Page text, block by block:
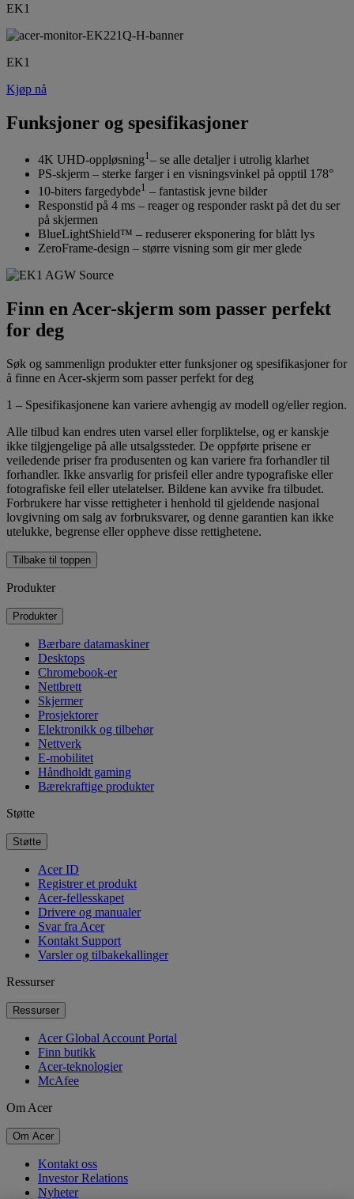
EK1
EK1
Kjøp nå
Funksjoner og spesifikasjoner
4K UHD-oppløsning1 – se alle detaljer i utrolig klarhet
PS-skjerm – sterke farger i en visningsvinkel på opptil 178°
10-biters fargedybde1 – fantastisk jevne bilder
Responstid på 4 ms – reager og responder raskt på det du ser
på skjermen
BlueLightShield™ – reduserer eksponering for blått lys
ZeroFrame-design – større visning som gir mer glede
Finn en Acer-skjerm som passer perfekt
for deg
Søk og sammenlign produkter etter funksjoner og spesifikasjoner for
å finne en Acer-skjerm som passer perfekt for deg
1 – Spesifikasjonene kan variere avhengig av modell og/eller region.
Alle tilbud kan endres uten varsel eller forpliktelse, og er kanskje
ikke tilgjengelige på alle utsalgssteder. De oppførte prisene er
veiledende priser fra produsenten og kan variere fra forhandler til
forhandler. Ikke ansvarlig for prisfeil eller andre typografiske eller
fotografiske feil eller utelatelser. Bildene kan avvike fra tilbudet.
Forbrukere har visse rettigheter i henhold til gjeldende nasjonal
lovgivning om salg av forbruksvarer, og denne garantien kan ikke
utelukke, begrense eller oppheve disse rettighetene.
Tilbake til toppen
Produkter
Produkter
Bærbare datamaskiner
Desktops
Chromebook-er
Nettbrett
Skjermer
Prosjektorer
Elektronikk og tilbehør
Nettverk
E-mobilitet
Håndholdt gaming
Bærekraftige produkter
Støtte
Støtte
Acer ID
Registrer et produkt
Acer-fellesskapet
Drivere og manualer
Svar fra Acer
Kontakt Support
Varsler og tilbakekallinger
Ressurser
Ressurser
Acer Global Account Portal
Finn butikk
Acer-teknologier
McAfee
Om Acer
Om Acer
Kontakt oss
Investor Relations
Nyheter